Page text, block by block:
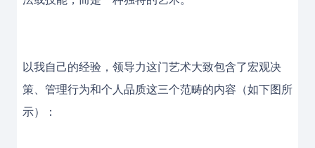
以我自己的经验，领导力这门艺术大致包含了宏观决
策、管理行为和个人品质这三个范畴的内容（如下图所
示）：